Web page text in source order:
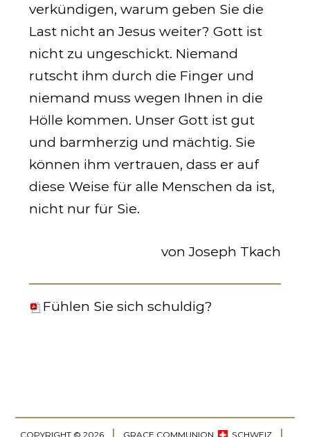
verkündigen, warum geben Sie die
Last nicht an Jesus weiter? Gott ist
nicht zu ungeschickt. Niemand
rutscht ihm durch die Finger und
niemand muss wegen Ihnen in die
Hölle kommen. Unser Gott ist gut
und barmherzig und mächtig. Sie
können ihm vertrauen, dass er auf
diese Weise für alle Menschen da ist,
nicht nur für Sie.
von Joseph Tkach
Fühlen Sie sich schuldig?
COPYRIGHT © 2026 GRACE COMMUNION SCHWEIZ